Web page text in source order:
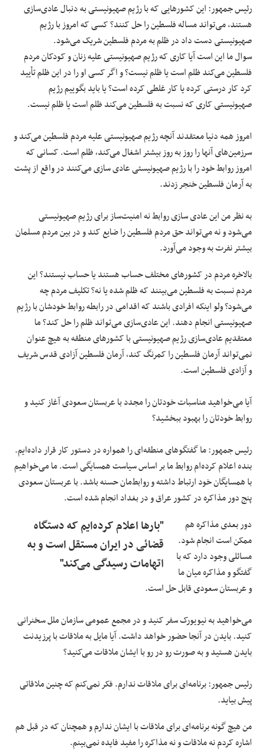
رئیس جمهور: این کشورهایی که با رژیم صهیونیستی به دنبال عادی‌سازی
هستند، می‌تواند مساله فلسطین را حل کنند؟ کسی که امروز با رژیم
صهیونیستی دست داد در ظلم به مردم فلسطین شریک می‌شود.
سوال ما این است آیا کاری که رژیم صهیونیستی علیه زنان و کودکان مردم
فلسطین می‌کند ظلم است یا ظلم نیست؟ و اگر کسی او را در این ظلم تأیید
کرد کار درستی کرده یا کار غلطی کرده است؟ یا باید بگوییم رژیم
صهیونیستی کاری که نسبت به فلسطین می‌کند ظلم است یا ظلم نیست.
امروز همه دنیا معتقدند آنچه رژیم صهیونیستی علیه مردم فلسطین می‌کند و
سرزمین‌های آنها را روز به روز بیشتر اشغال می‌کند، ظلم است. کسانی که
امروز روابط خود را با رژیم صهیونیستی عادی سازی می‌کنند در واقع از پشت
به آرمان فلسطین خنجر زدند.
به نظر من این عادی سازی روابط نه امنیت‌ساز برای رژیم صهیونیستی
می‌شود و نه می‌تواند حق مردم فلسطین را ضایع کند و در بین مردم مسلمان
بیشتر نفرت به وجود می‌آورد.
بالاخره مردم در کشورهای مختلف حساب هستند یا حساب نیستند؟ این
مردم نسبت به فلسطین می‌بینند که ظلم شده یا نه؟ تکلیف مردم چه
می‌شود؟ ولو اینکه افرادی باشند که اقدامی در رابطه روابط خودشان با رژیم
صهیونیستی انجام دهند. این عادی‌سازی می‌تواند ظلم را حل کند؟ ما
معتقدیم عادی‌سازی رژیم صهیونیستی با کشورهای منطقه به هیچ عنوان
نمی‌تواند آرمان فلسطین را کمرنگ کند، آرمان فلسطین آزادی قدس شریف
و آزادی فلسطین است.
آیا می‌خواهید مناسبات خودتان را مجدد با عربستان سعودی آغاز کنید و
روابط خودتان را بهبود ببخشید؟
رئیس جمهور: ما گفتگوهای منطقه‌ای را همواره در دستور کار قرار داده‌ایم.
بنده اعلام کرده‌ام روابط ما بر اساس سیاست همسایگی است. ما می‌خواهیم
با همسایگان خود ارتباط داشته و روابط‌مان حسنه باشد. با عربستان سعودی
پنج دور مذاکره در کشور عراق و در بغداد انجام شده است.
"بارها اعلام کرده‌ایم که دستگاه
قضائی در ایران مستقل است و به
اتهامات رسیدگی می‌کند"
دور بعدی مذاکره هم
ممکن است انجام شود.
مسائلی وجود دارد که با
گفتگو و مذاکره میان ما
و عربستان سعودی قابل حل است.
می‌خواهید به نیویورک سفر کنید و در مجمع عمومی سازمان ملل سخنرانی
کنید. بایدن در آنجا حضور خواهد داشت. آیا مایل به ملاقات با پرزیدنت
بایدن هستید و به صورت رو در رو با ایشان ملاقات می‌کنید؟
رئیس جمهور: برنامه‌ای برای ملاقات ندارم. فکر نمی‌کنم که چنین ملاقاتی
پیش بیاید.
من هیچ گونه برنامه‌ای برای ملاقات با ایشان ندارم و همچنان که در قبل هم
اشاره کردم نه ملاقات و نه مذاکره را مفید فایده نمی‌بینم.